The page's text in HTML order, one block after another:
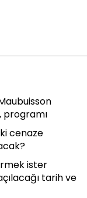
programı
cenaze
ister
tarih ve